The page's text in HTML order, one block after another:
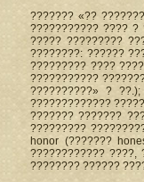
??????? «??
??????????? ???? ?
????? ?????????
????????: ??????
????????? ????
???????????
??????????» ?
?????????????
??????? ???????
?????????
honor (???????
???????????? ????,
???????? ??????